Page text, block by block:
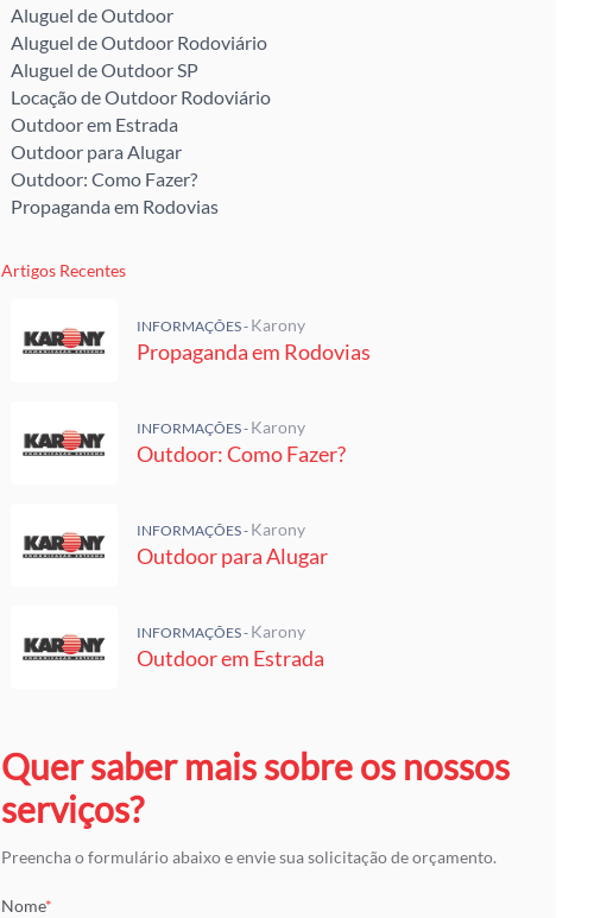
Aluguel de Outdoor
Aluguel de Outdoor Rodoviário
Aluguel de Outdoor SP
Locação de Outdoor Rodoviário
Outdoor em Estrada
Outdoor para Alugar
Outdoor: Como Fazer?
Propaganda em Rodovias
Artigos Recentes
INFORMAÇÕES - Karony
Propaganda em Rodovias
INFORMAÇÕES - Karony
Outdoor: Como Fazer?
INFORMAÇÕES - Karony
Outdoor para Alugar
INFORMAÇÕES - Karony
Outdoor em Estrada
Quer saber mais sobre os nossos
serviços?
Preencha o formulário abaixo e envie sua solicitação de orçamento.
Nome*